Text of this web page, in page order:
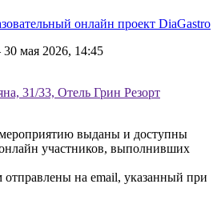
онлайн проект DiaGastro
мая 2026, 14:45
31/33, Отель Грин Резорт
выданы и доступны
участников, выполнивших
на email, указанный при